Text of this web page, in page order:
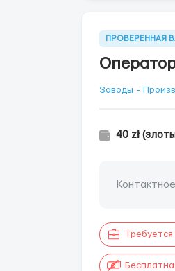
ПРОВЕРЕННАЯ
Заводы -
40 zł